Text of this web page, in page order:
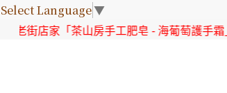
Select Language▼
房手工肥皂 - 海葡萄護手霜」及「台華窯 -